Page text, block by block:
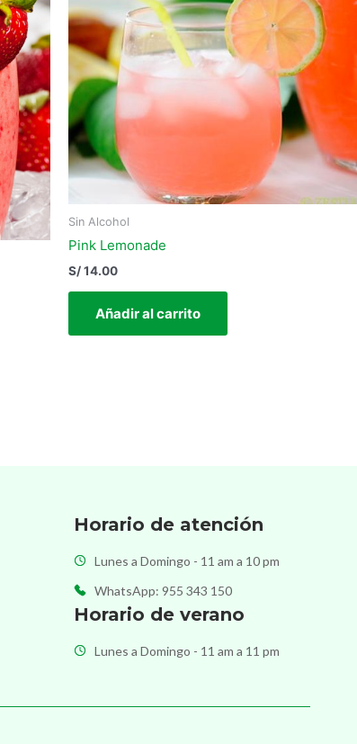
Sin Alcohol
Pink Lemonade
S/14.00
Añadir al carrito
Horario de atención
Lunes a Domingo - 11 am a 10 pm
WhatsApp: 955 343 150
Horario de verano
Lunes a Domingo - 11 am a 11 pm